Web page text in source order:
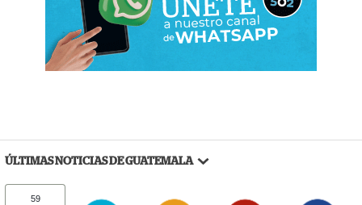
ÚLTIMAS NOTICIAS DE GUATEMALA
59